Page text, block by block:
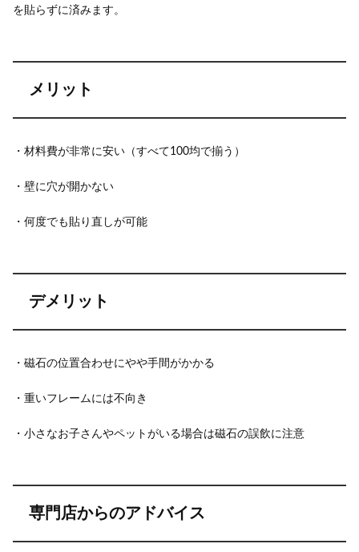
を貼らずに済みます。
メリット
・材料費が非常に安い（すべて100均で揃う）
・壁に穴が開かない
・何度でも貼り直しが可能
デメリット
・磁石の位置合わせにやや手間がかかる
・重いフレームには不向き
・小さなお子さんやペットがいる場合は磁石の誤飲に注意
専門店からのアドバイス